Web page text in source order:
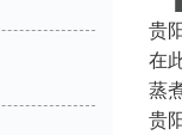
贵
在
蒸
贵